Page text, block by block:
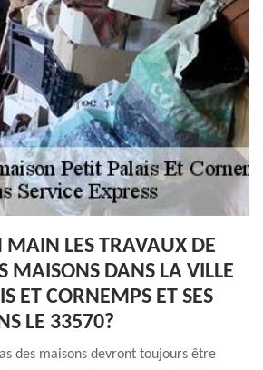
MAIN LES TRAVAUX DE
MAISONS DANS LA VILLE
ET CORNEMPS ET SES
LE 33570?
des maisons devront toujours être